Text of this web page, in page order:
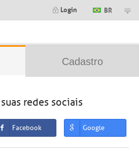
Login BR
Cadastro
redes sociais
Facebook Google